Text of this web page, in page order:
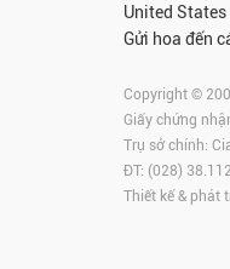
United States
Gửi hoa đến
Copyright ©
Giấy chứng
Trụ sở chính:
ĐT: (028)
Thiết kế & phát